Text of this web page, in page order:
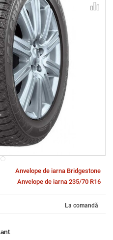
Anvelope de iarna Bridgestone
Anvelope de iarna 235/70 R16
La comandă